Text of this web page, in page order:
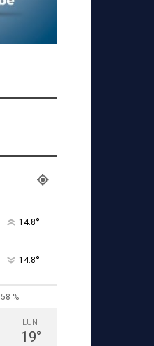
14.8°
14.8°
58 %
LUN
19°